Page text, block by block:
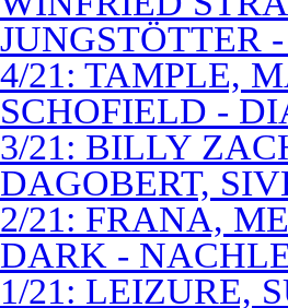
JUNGSTÖTTER
4/21: TAMPLE,
SCHOFIELD -
3/21: BILLY
DAGOBERT,
2/21: FRANA,
DARK -
1/21: LEIZURE,